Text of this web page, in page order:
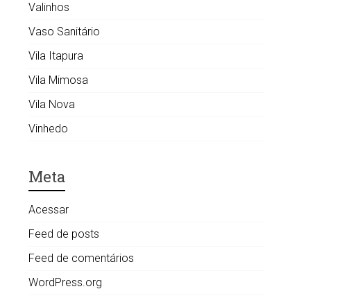
Valinhos
Vaso Sanitário
Vila Itapura
Vila Mimosa
Vila Nova
Vinhedo
Meta
Acessar
Feed de posts
Feed de comentários
WordPress.org